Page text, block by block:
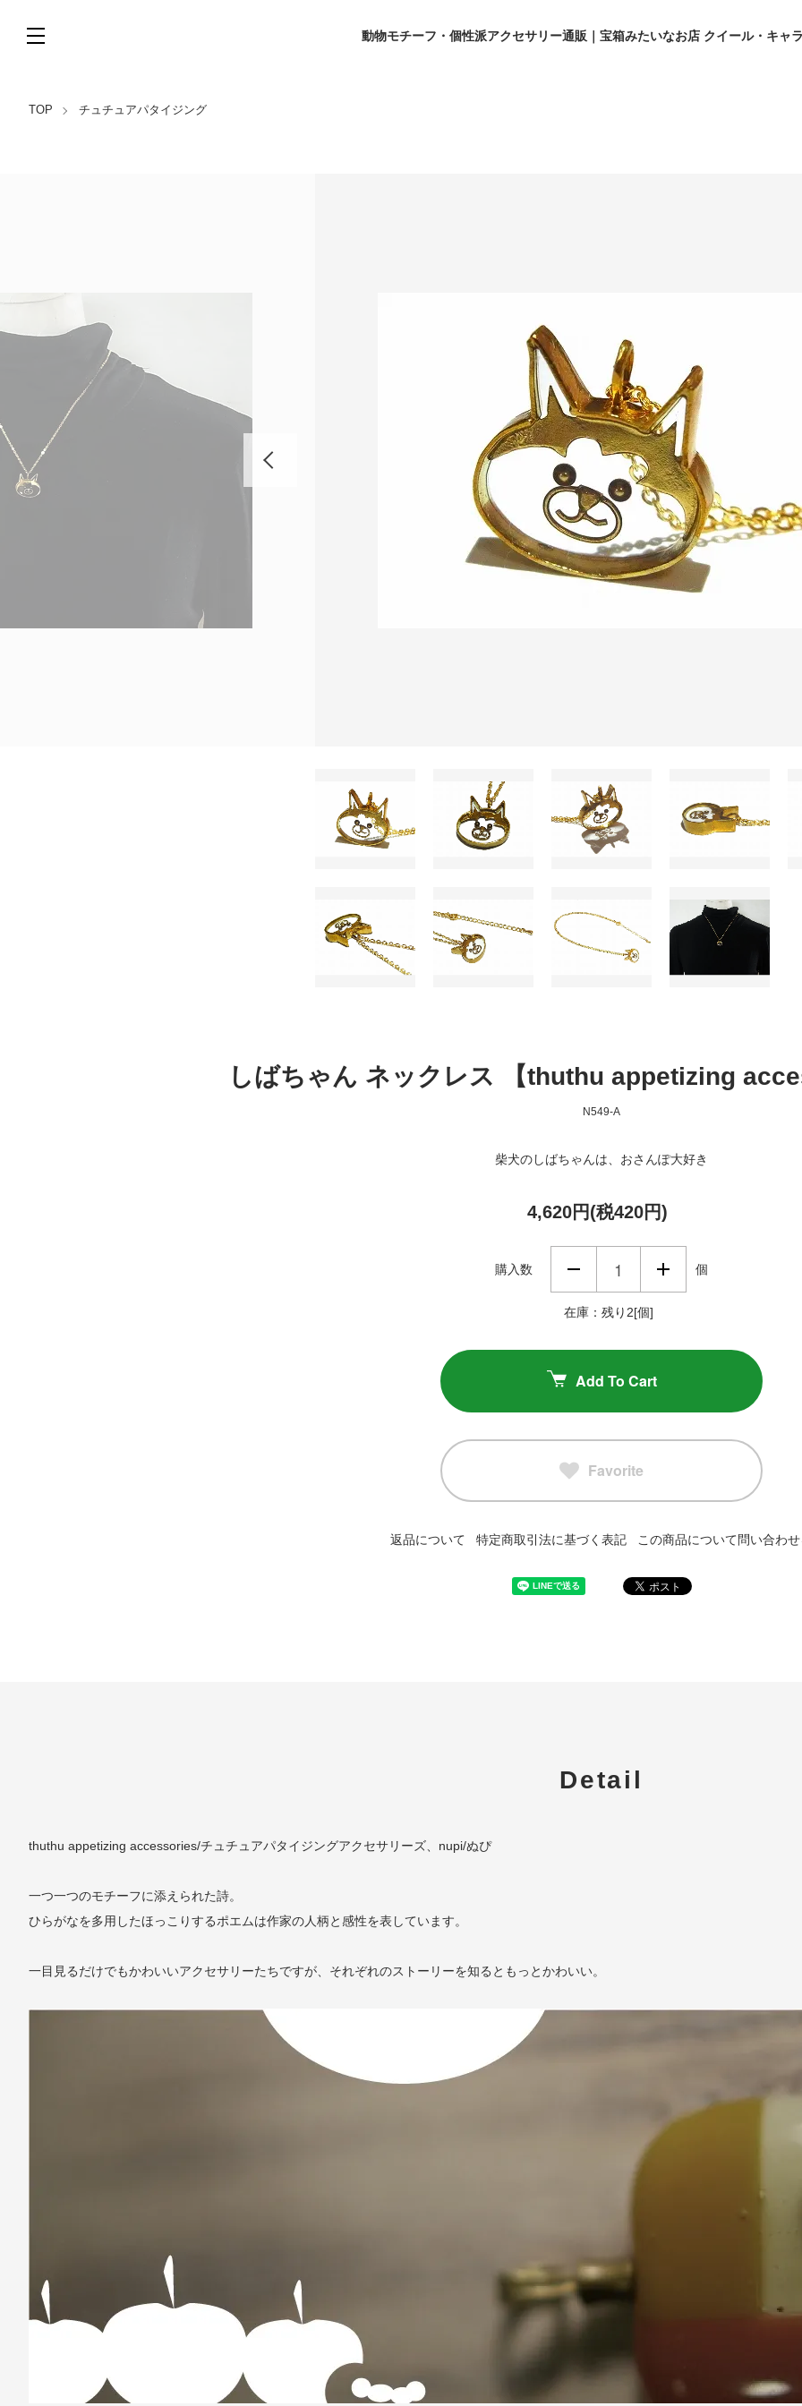
動物モチーフ・個性派アクセサリー通販｜宝箱みたいなお店 クイール・キャ
TOP チュチュアパタイジング
しばちゃん ネックレス 【thuthu appetizing
N549-A
柴犬のしばちゃんは、おさんぽ大好き
4,620円(税420円)
購入数 個
在庫：残り2[個]
Add To Cart
Favorite
返品について 特定商取引法に基づく表記 この商品について問い合わ
Detail
thuthu appetizing accessories/チュチュアパタイジングアクセサリーズ、nupi/ぬぴ
一つ一つのモチーフに添えられた詩。
ひらがなを多用したほっこりするポエムは作家の人柄と感性を表しています。
一目見るだけでもかわいいアクセサリーたちですが、それぞれのストーリーを知るともっとかわいい。